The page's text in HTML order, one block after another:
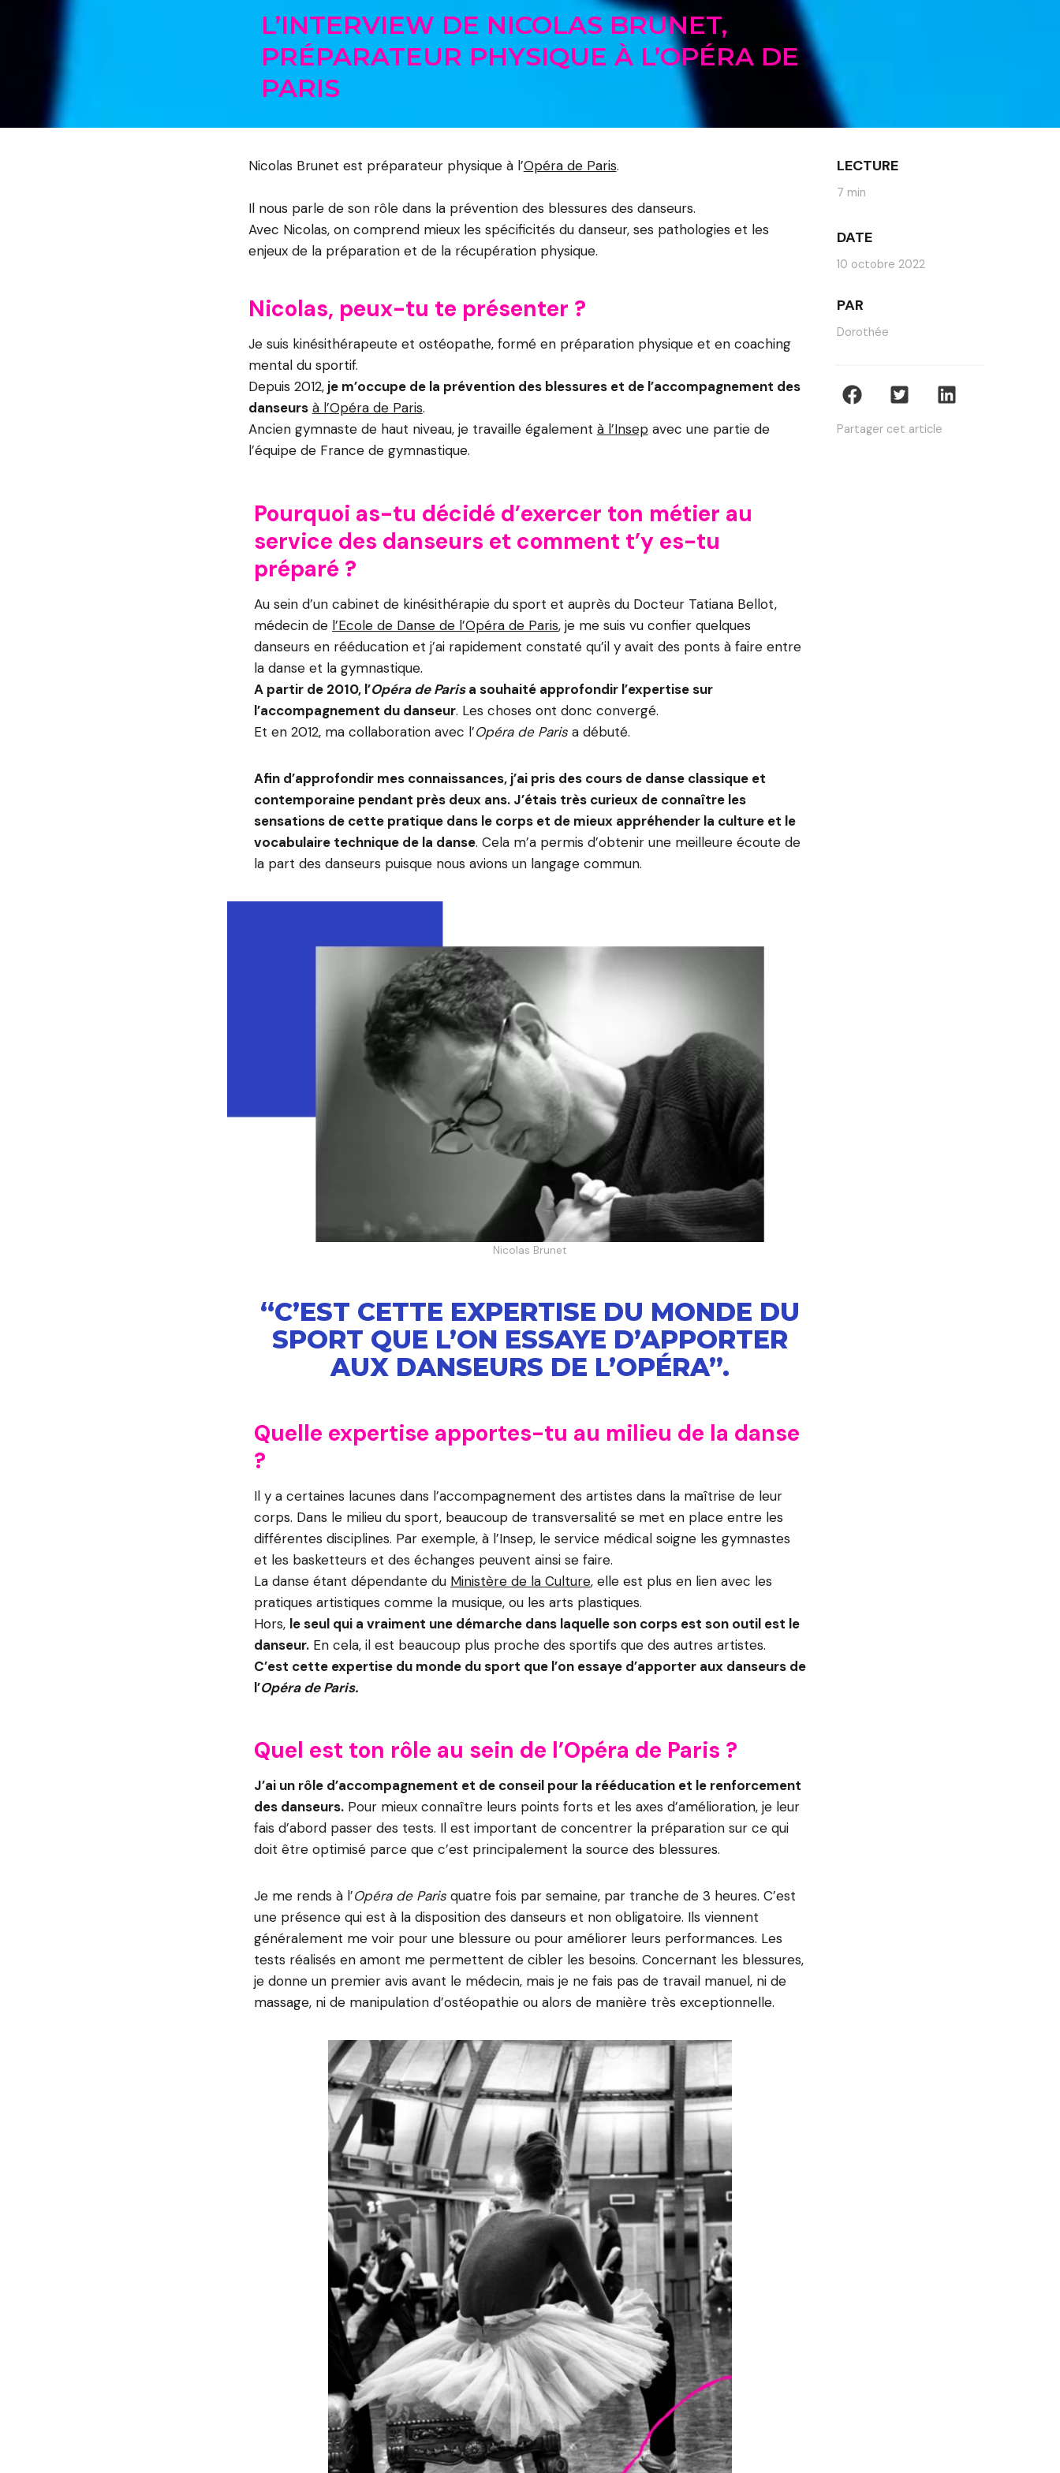
L’INTERVIEW DE NICOLAS BRUNET,
PRÉPARATEUR PHYSIQUE À L’OPÉRA DE
PARIS
Nicolas Brunet est préparateur physique à l’Opéra de Paris.
Il nous parle de son rôle dans la prévention des blessures des danseurs.
Avec Nicolas, on comprend mieux les spécificités du danseur, ses pathologies et les
enjeux de la préparation et de la récupération physique.
Nicolas, peux-tu te présenter ?
Je suis kinésithérapeute et ostéopathe, formé en préparation physique et en coaching
mental du sportif.
Depuis 2012,je m’occupe de la prévention des blessures et de l’accompagnement des
danseurs à l’Opéra de Paris.
Ancien gymnaste de haut niveau, je travaille également à l’Insepavec une partie de
l’équipe de France de gymnastique.
LECTURE
7 min
DATE
10 octobre 2022
PAR
Dorothée
Partager cet article
Pourquoi as-tu décidé d’exercer ton métier au
service des danseurs et comment t’y es-tu
préparé ?
Au sein d’un cabinet de kinésithérapie du sport et auprès du Docteur Tatiana Bellot,
médecin de l’Ecole de Danse de l’Opéra de Paris, je me suis vu confier quelques
danseurs en rééducation et j’ai rapidement constaté qu’il y avait des ponts à faire entre
la danse et la gymnastique.
A partir de 2010, l’Opéra de Parisa souhaité approfondir l’expertise sur
l’accompagnement du danseur. Les choses ont donc convergé.
Et en 2012, ma collaboration avec l’Opéra de Paris a débuté.
Afin d’approfondir mes connaissances, j’ai pris des cours de danse classique et
contemporaine pendant près deux ans. J’étais très curieux de connaître les
sensations de cette pratique dans le corps et de mieux appréhender la culture et le
vocabulaire technique de la danse. Cela m’a permis d’obtenir une meilleure écoute de
la part des danseurs puisque nous avions un langage commun.
Nicolas Brunet
“C’EST CETTE EXPERTISE DU MONDE DU
SPORT QUE L’ON ESSAYE D’APPORTER
AUX DANSEURS DE L’OPÉRA”.
Quelle expertise apportes-tu au milieu de la danse
?
Il y a certaines lacunes dans l’accompagnement des artistes dans la maîtrise de leur
corps. Dans le milieu du sport, beaucoup de transversalité se met en place entre les
différentes disciplines. Par exemple, à l’Insep, le service médical soigne les gymnastes
et les basketteurs et des échanges peuvent ainsi se faire.
La danse étant dépendante du Ministère de la Culture, elle est plus en lien avec les
pratiques artistiques comme la musique, ou les arts plastiques.
Hors, le seul qui a vraiment une démarche dans laquelle son corps est son outil est le
danseur. En cela, il est beaucoup plus proche des sportifs que des autres artistes.
C’est cette expertise du monde du sport que l’on essaye d’apporter aux danseurs de
l’Opéra de Paris.
Quel est ton rôle au sein de l’Opéra de Paris ?
J’ai un rôle d’accompagnement et de conseil pour la rééducation et le renforcement
des danseurs. Pour mieux connaître leurs points forts et les axes d’amélioration, je leur
fais d’abord passer des tests. Il est important de concentrer la préparation sur ce qui
doit être optimisé parce que c’est principalement la source des blessures.
Je me rends à l’Opéra de Paris quatre fois par semaine, par tranche de 3 heures. C’est
une présence qui est à la disposition des danseurs et non obligatoire. Ils viennent
généralement me voir pour une blessure ou pour améliorer leurs performances. Les
tests réalisés en amont me permettent de cibler les besoins. Concernant les blessures,
je donne un premier avis avant le médecin, mais je ne fais pas de travail manuel, ni de
massage, ni de manipulation d’ostéopathie ou alors de manière très exceptionnelle.